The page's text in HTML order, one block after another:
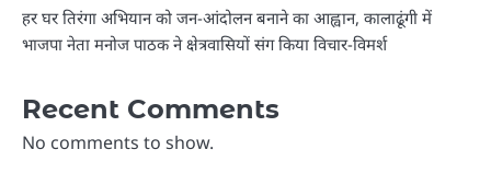
हर घर तिरंगा अभियान को जन-आंदोलन बनाने का आह्वान, कालाढूंगी में
भाजपा नेता मनोज पाठक ने क्षेत्रवासियों संग किया विचार-विमर्श
Recent Comments
No comments to show.